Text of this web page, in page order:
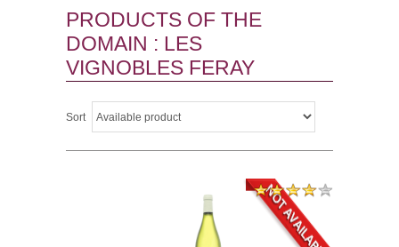
PRODUCTS OF THE
DOMAIN : LES
VIGNOBLES FERAY
Sort